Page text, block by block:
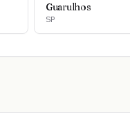
Guarulhos
SP